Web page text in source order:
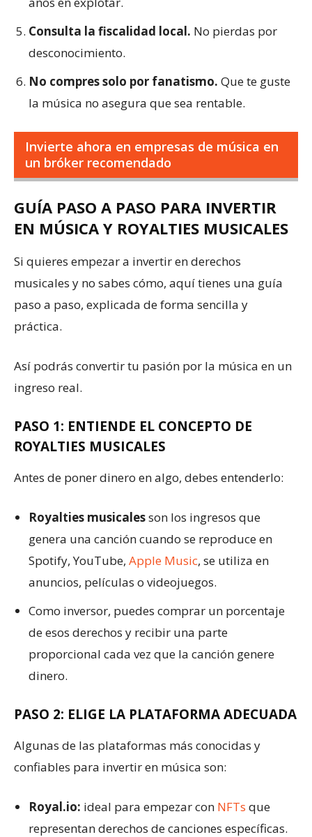
Consulta la fiscalidad local. No pierdas por
desconocimiento.
No compres solo por fanatismo. Que te guste
la música no asegura que sea rentable.
Invierte ahora en empresas de música en
un bróker recomendado
GUÍA PASO A PASO PARA INVERTIR
EN MÚSICA Y ROYALTIES MUSICALES
Si quieres empezar a invertir en derechos
musicales y no sabes cómo, aquí tienes una guía
paso a paso, explicada de forma sencilla y
práctica.
Así podrás convertir tu pasión por la música en un
ingreso real.
PASO 1: ENTIENDE EL CONCEPTO DE
ROYALTIES MUSICALES
Antes de poner dinero en algo, debes entenderlo:
Royalties musicalesson los ingresos que
genera una canción cuando se reproduce en
Spotify, YouTube, Apple Music, se utiliza en
anuncios, películas o videojuegos.
Como inversor, puedes comprar un porcentaje
de esos derechos y recibir una parte
proporcional cada vez que la canción genere
dinero.
PASO 2: ELIGE LA PLATAFORMA ADECUADA
Algunas de las plataformas más conocidas y
confiables para invertir en música son:
Royal.io: ideal para empezar con NFTs que
representan derechos de canciones específicas.